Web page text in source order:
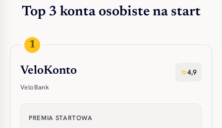
Top 3 konta osobiste na start
1
VeloKonto
VeloBank
star4,9
PREMIA STARTOWA